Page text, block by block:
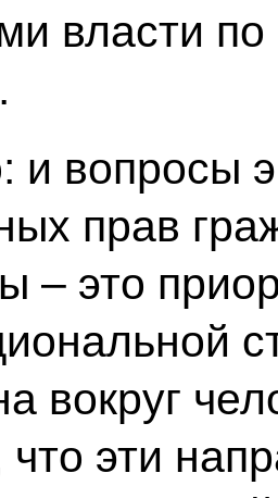
власти
и вопросы
прав
– это
вокруг
эти